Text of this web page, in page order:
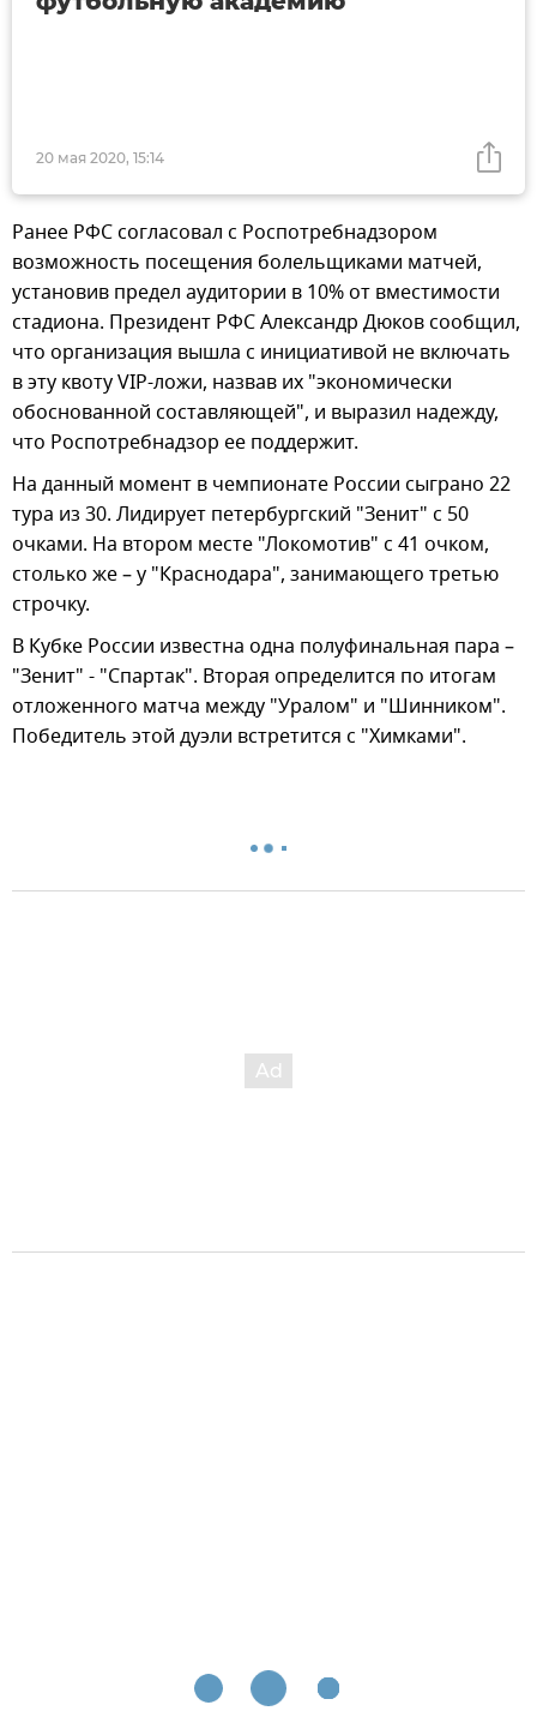
20 мая 2020, 15:14
Ранее РФС согласовал с Роспотребнадзором
возможность посещения болельщиками матчей,
установив предел аудитории в 10% от вместимости
стадиона. Президент РФС Александр Дюков сообщил,
что организация вышла с инициативой не включать
в эту квоту VIP-ложи, назвав их "экономически
обоснованной составляющей", и выразил надежду,
что Роспотребнадзор ее поддержит.
На данный момент в чемпионате России сыграно 22
тура из 30. Лидирует петербургский "Зенит" с 50
очками. На втором месте "Локомотив" с 41 очком,
столько же – у "Краснодара", занимающего третью
строчку.
В Кубке России известна одна полуфинальная пара –
"Зенит" - "Спартак". Вторая определится по итогам
отложенного матча между "Уралом" и "Шинником".
Победитель этой дуэли встретится с "Химками".